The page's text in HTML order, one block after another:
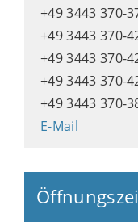
+49 3443 370-
+49 3443 370-
+49 3443 370-
+49 3443 370-
+49 3443 370-
E-Mail